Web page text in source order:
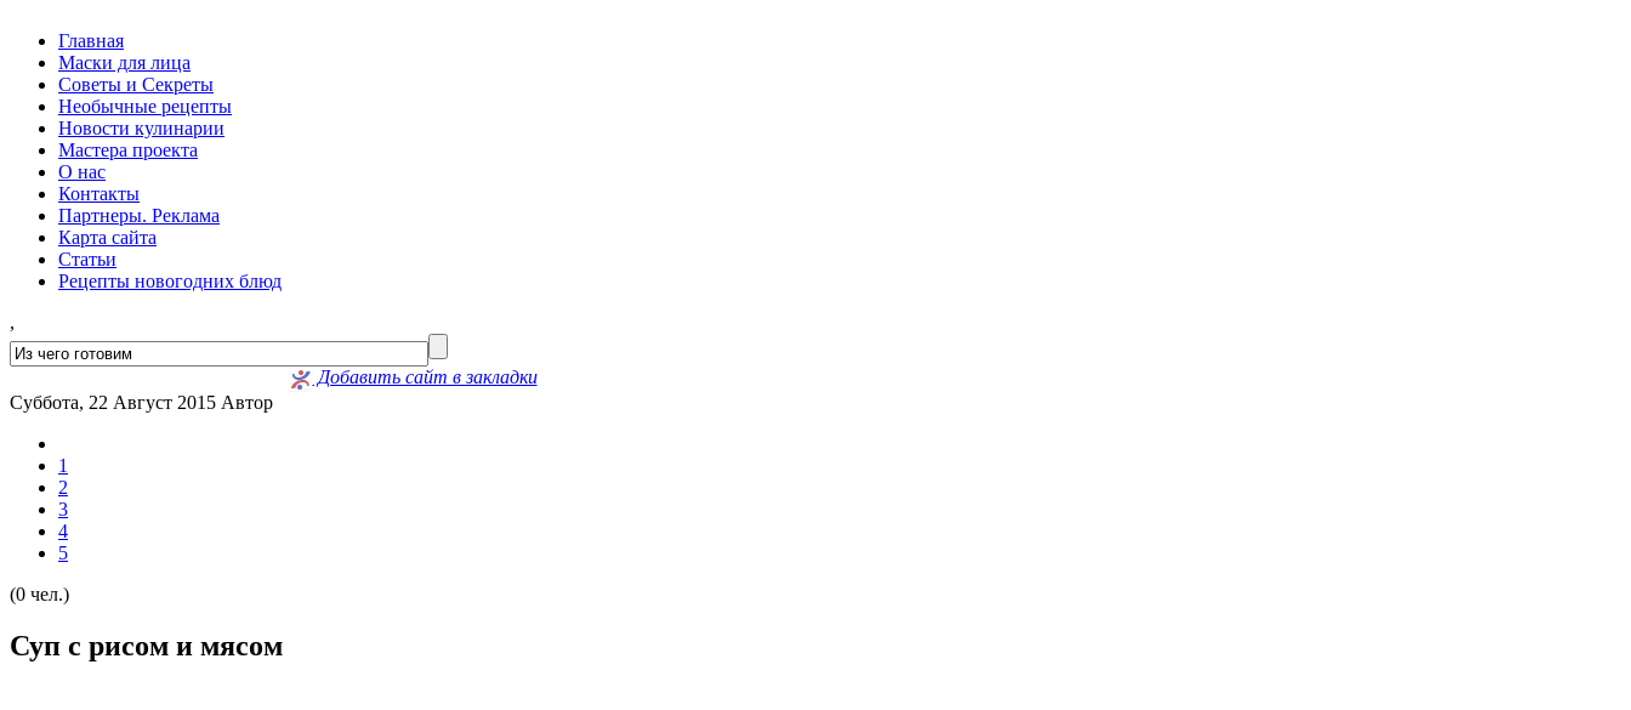
Главная
Маски для лица
Советы и Секреты
Необычные рецепты
Новости кулинарии
Мастера проекта
О нас
Контакты
Партнеры. Реклама
Карта сайта
Статьи
Рецепты новогодних блюд
,
Добавить сайт в закладки
Суббота, 22 Август 2015 Автор
1
2
3
4
5
(0 чел.)
Суп с рисом и мясом